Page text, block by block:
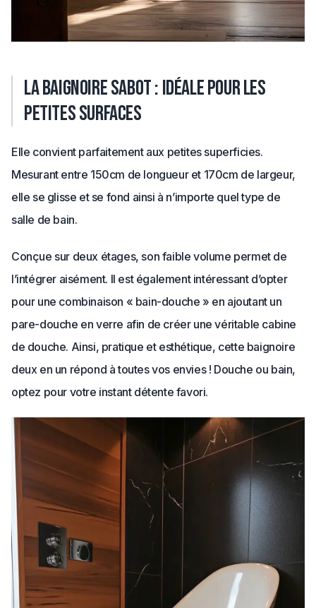
La baignoire sabot : idéale pour les
petites surfaces
Elle convient parfaitement aux petites superficies.
Mesurant entre 150cm de longueur et 170cm de largeur,
elle se glisse et se fond ainsi à n’importe quel type de
salle de bain.
Conçue sur deux étages, son faible volume permet de
l’intégrer aisément. Il est également intéressant d’opter
pour une combinaison « bain-douche » en ajoutant un
pare-douche en verre afin de créer une véritable cabine
de douche. Ainsi, pratique et esthétique, cette baignoire
deux en un répond à toutes vos envies ! Douche ou bain,
optez pour votre instant détente favori.